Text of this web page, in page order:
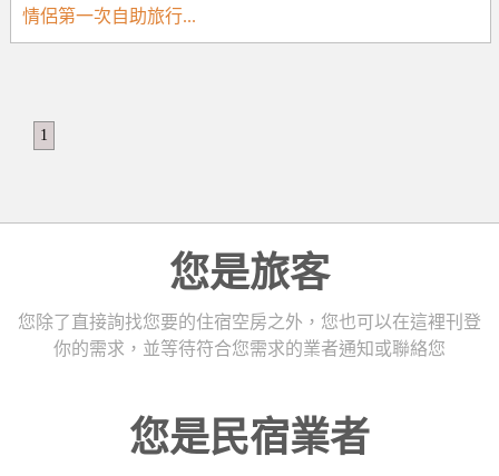
情侶第一次自助旅行...
1
您是旅客
您除了直接詢找您要的住宿空房之外，您也可以在這裡刊登
你的需求，並等待符合您需求的業者通知或聯絡您
您是民宿業者